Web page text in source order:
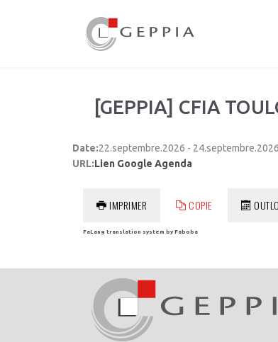
[GEPPIA] CFIA
Date:22.septembre.2026 - 24.septembre.2026
URL:Lien Google Agenda
IMPRIMER COPIE
FaLang translation system by Faboba